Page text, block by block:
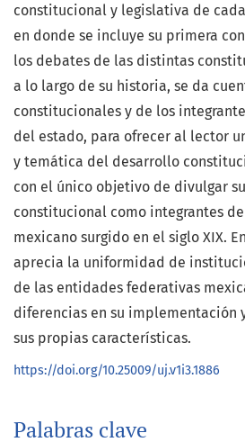
Palabras clave
constitucional y legislativa de
en donde se incluye su primera
los debates de las distintas
a lo largo de su historia, se da
constitucionales y de los
del estado, para ofrecer al lector
y temática del desarrollo
con el único objetivo de divulgar
constitucional como integrantes
mexicano surgido en el siglo XIX.
aprecia la uniformidad de
de las entidades federativas
diferencias en su implementación
sus propias características.
https://doi.org/10.25009/uj.v1i3.1886